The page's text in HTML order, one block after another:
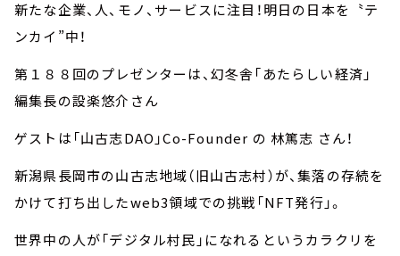
新たな企業、人、モノ、サービスに注目！明日の日本を〝テ
ンカイ”中！
第１８８回のプレゼンターは、幻冬舎「あたらしい経済」
編集長の設楽悠介さん
ゲストは「山古志DAO」Co-Founder の 林篤志 さん！
新潟県長岡市の山古志地域（旧山古志村）が、集落の存続を
かけて打ち出したweb3領域での挑戦「NFT発行」。
世界中の人が「デジタル村民」になれるというカラクリを